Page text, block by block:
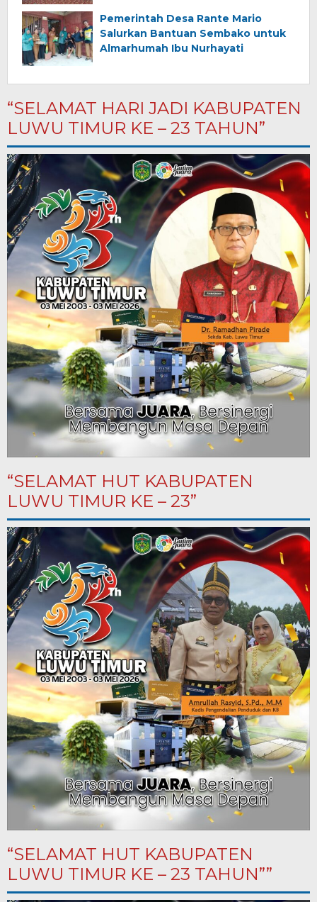
Pemerintah Desa Rante Mario
Salurkan Bantuan Sembako untuk
Almarhumah Ibu Nurhayati
“SELAMAT HARI JADI KABUPATEN
LUWU TIMUR KE – 23 TAHUN”
“SELAMAT HUT KABUPATEN
LUWU TIMUR KE – 23”
“SELAMAT HUT KABUPATEN
LUWU TIMUR KE – 23 TAHUN””